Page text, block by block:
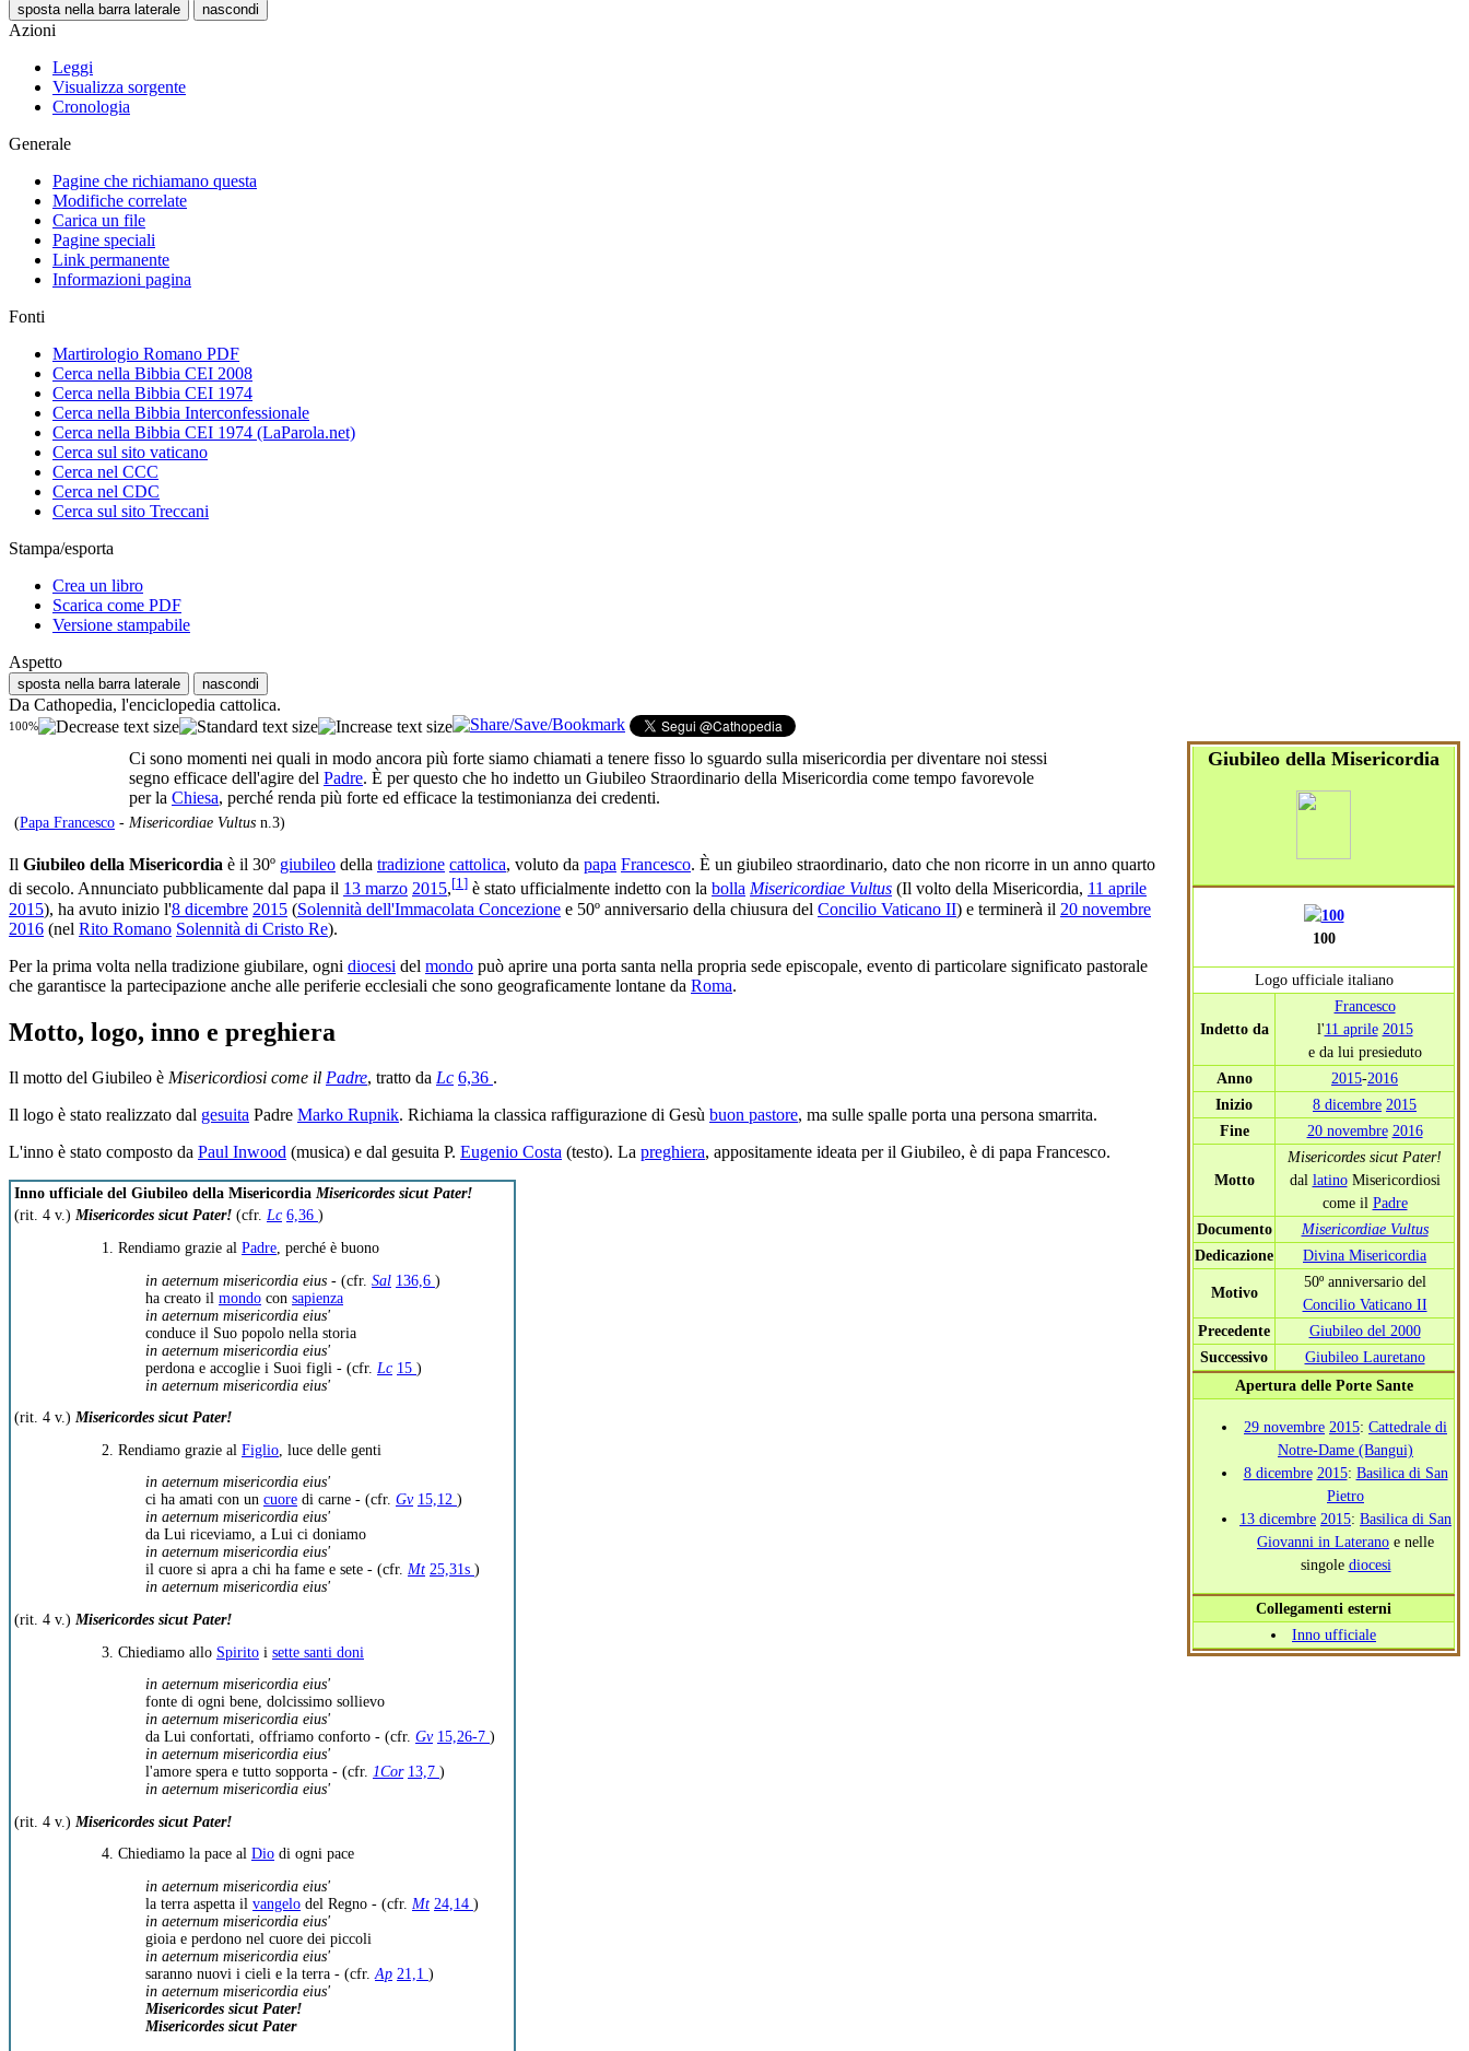
sposta nella barra laterale nascondi
Azioni
Leggi
Visualizza sorgente
Cronologia
Generale
Pagine che richiamano questa
Modifiche correlate
Carica un file
Pagine speciali
Link permanente
Informazioni pagina
Fonti
Martirologio Romano PDF
Cerca nella Bibbia CEI 2008
Cerca nella Bibbia CEI 1974
Cerca nella Bibbia Interconfessionale
Cerca nella Bibbia CEI 1974 (LaParola.net)
Cerca sul sito vaticano
Cerca nel CCC
Cerca nel CDC
Cerca sul sito Treccani
Stampa/esporta
Crea un libro
Scarica come PDF
Versione stampabile
Aspetto
sposta nella barra laterale nascondi
Da Cathopedia, l'enciclopedia cattolica.
100%
Giubileo della Misericordia
100
Logo ufficiale italiano
Indetto da
Francesco
l'11 aprile 2015
e da lui presieduto
Anno
2015-2016
Inizio
8 dicembre 2015
Fine
20 novembre 2016
Motto
Misericordes sicut Pater!
dal latinoMisericordiosi
come il Padre
Documento
Misericordiae Vultus
Dedicazione
Divina Misericordia
Motivo
50º anniversario del
Concilio Vaticano II
Precedente
Giubileo del 2000
Successivo
Giubileo Lauretano
Apertura delle Porte Sante
29 novembre 2015: Cattedrale di
Notre-Dame (Bangui)
8 dicembre 2015: Basilica di San
Pietro
13 dicembre 2015: Basilica di San
Giovanni in Laterano e nelle
singole diocesi
Collegamenti esterni
Inno ufficiale
Ci sono momenti nei quali in modo ancora più forte siamo chiamati a tenere fisso lo sguardo sulla misericordia per diventare noi stessi
segno efficace dell'agire del Padre. È per questo che ho indetto un Giubileo Straordinario della Misericordia come tempo favorevole
per la Chiesa, perché renda più forte ed efficace la testimonianza dei credenti.
(Papa Francesco - Misericordiae Vultus n.3)
Il Giubileo della Misericordia è il 30º giubileo della tradizione cattolica, voluto da papa Francesco. È un giubileo straordinario, dato che non ricorre in un anno quarto
di secolo. Annunciato pubblicamente dal papa il 13 marzo 2015,[1] è stato ufficialmente indetto con la bolla Misericordiae Vultus (Il volto della Misericordia, 11 aprile
2015), ha avuto inizio l'8 dicembre 2015 (Solennità dell'Immacolata Concezione e 50º anniversario della chiusura del Concilio Vaticano II) e terminerà il 20 novembre
2016 (nel Rito Romano Solennità di Cristo Re).
Per la prima volta nella tradizione giubilare, ogni diocesi del mondo può aprire una porta santa nella propria sede episcopale, evento di particolare significato pastorale
che garantisce la partecipazione anche alle periferie ecclesiali che sono geograficamente lontane da Roma.
Motto, logo, inno e preghiera
Il motto del Giubileo è Misericordiosi come il Padre, tratto da Lc 6,36 .
Il logo è stato realizzato dal gesuita Padre Marko Rupnik. Richiama la classica raffigurazione di Gesù buon pastore, ma sulle spalle porta una persona smarrita.
L'inno è stato composto da Paul Inwood (musica) e dal gesuita P. Eugenio Costa (testo). La preghiera, appositamente ideata per il Giubileo, è di papa Francesco.
Inno ufficiale del Giubileo della Misericordia Misericordes sicut Pater!
(rit. 4 v.) Misericordes sicut Pater! (cfr. Lc 6,36 )
1. Rendiamo grazie al Padre, perché è buono
in aeternum misericordia eius - (cfr. Sal 136,6 )
ha creato il mondo con sapienza
in aeternum misericordia eius'
conduce il Suo popolo nella storia
in aeternum misericordia eius'
perdona e accoglie i Suoi figli - (cfr. Lc 15 )
in aeternum misericordia eius'
(rit. 4 v.) Misericordes sicut Pater!
2. Rendiamo grazie al Figlio , luce delle genti
in aeternum misericordia eius'
ci ha amati con un cuore di carne - (cfr. Gv 15,12 )
in aeternum misericordia eius'
da Lui riceviamo, a Lui ci doniamo
in aeternum misericordia eius'
il cuore si apra a chi ha fame e sete - (cfr. Mt 25,31s )
in aeternum misericordia eius'
(rit. 4 v.) Misericordes sicut Pater!
3. Chiediamo allo Spirito i sette santi doni
in aeternum misericordia eius'
fonte di ogni bene, dolcissimo sollievo
in aeternum misericordia eius'
da Lui confortati, offriamo conforto - (cfr. Gv 15,26-7 )
in aeternum misericordia eius'
l'amore spera e tutto sopporta - (cfr. 1Cor 13,7 )
in aeternum misericordia eius'
(rit. 4 v.) Misericordes sicut Pater!
4. Chiediamo la pace al Dio di ogni pace
in aeternum misericordia eius'
la terra aspetta il vangelo del Regno - (cfr. Mt 24,14 )
in aeternum misericordia eius'
gioia e perdono nel cuore dei piccoli
in aeternum misericordia eius'
saranno nuovi i cieli e la terra - (cfr. Ap 21,1 )
in aeternum misericordia eius'
Misericordes sicut Pater!
Misericordes sicut Pater